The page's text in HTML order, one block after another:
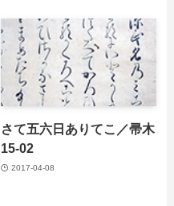
さて五六日ありてこ／帚木
15-02
2017-04-08